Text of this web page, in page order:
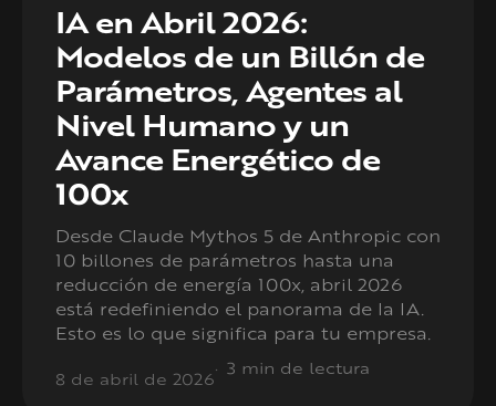
IA en Abril 2026:
Modelos de un Billón de
Parámetros, Agentes al
Nivel Humano y un
Avance Energético de
100x
Desde Claude Mythos 5 de Anthropic con
10 billones de parámetros hasta una
reducción de energía 100x, abril 2026
está redefiniendo el panorama de la IA.
Esto es lo que significa para tu empresa.
8 de abril de 2026
3 min de lectura